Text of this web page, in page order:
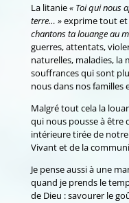
La litanie« Toi qui nous
terre… »exprime tout et
chantons ta louange au
guerres, attentats,
naturelles, maladies, la
souffrances qui sont
nous dans nos familles
Malgré tout cela la
qui nous pousse à être
intérieure tirée de
Vivant et de la
Je pense aussi à une
quand je prends le
de Dieu : savourer le